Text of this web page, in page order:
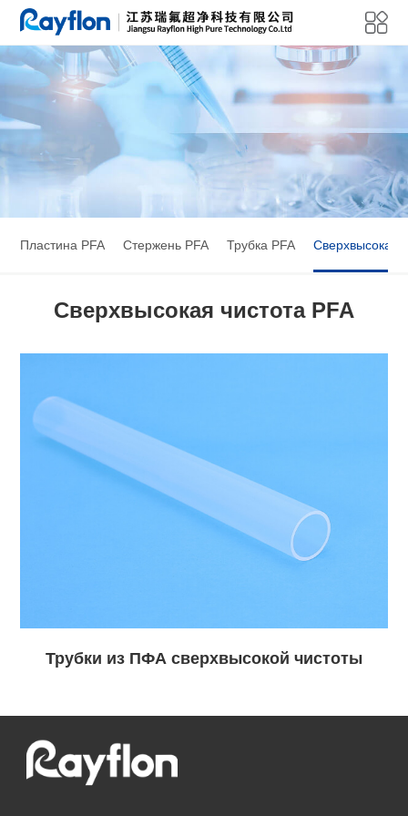
Пластина PFA Стержень PFA Трубка PFA Сверхвысокая
Сверхвысокая чистота PFA
Трубки из ПФА сверхвысокой чистоты